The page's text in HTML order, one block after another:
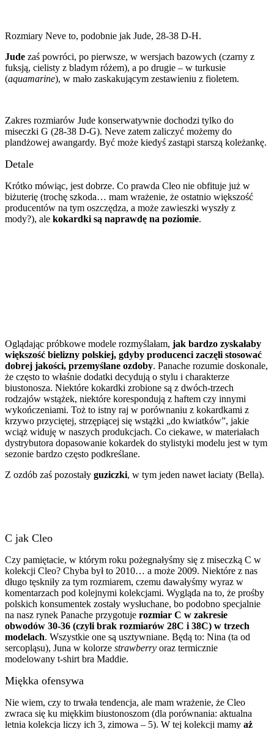
Rozmiary Neve to, podobnie jak Jude, 28-38 D-H.
Jude zaś powróci, po pierwsze, w wersjach bazowych (czarny z
fuksją, cielisty z bladym różem), a po drugie – w turkusie
(aquamarine), w mało zaskakującym zestawieniu z fioletem.
Zakres rozmiarów Jude konserwatywnie dochodzi tylko do
miseczki G (28-38 D-G). Neve zatem zaliczyć możemy do
plandżowej awangardy. Być może kiedyś zastąpi starszą koleżankę.
Detale
Krótko mówiąc, jest dobrze. Co prawda Cleo nie obfituje już w
biżuterię (trochę szkoda… mam wrażenie, że ostatnio większość
producentów na tym oszczędza, a może zawieszki wyszły z
mody?), ale kokardki są naprawdę na poziomie.
Oglądając próbkowe modele rozmyślałam, jak bardzo zyskałaby
większość bielizny polskiej, gdyby producenci zaczęli stosować
dobrej jakości, przemyślane ozdoby. Panache rozumie doskonale,
że często to właśnie dodatki decydują o stylu i charakterze
biustonosza. Niektóre kokardki zrobione są z dwóch-trzech
rodzajów wstążek, niektóre korespondują z haftem czy innymi
wykończeniami. Toż to istny raj w porównaniu z kokardkami z
krzywo przyciętej, strzępiącej się wstążki „do kwiatków”, jakie
wciąż widuję w naszych produkcjach. Co ciekawe, w materiałach
dystrybutora dopasowanie kokardek do stylistyki modelu jest w tym
sezonie bardzo często podkreślane.
Z ozdób zaś pozostały guziczki, w tym jeden nawet łaciaty (Bella).
C jak Cleo
Czy pamiętacie, w którym roku pożegnałyśmy się z miseczką C w
kolekcji Cleo? Chyba był to 2010… a może 2009. Niektóre z nas
długo tęskniły za tym rozmiarem, czemu dawałyśmy wyraz w
komentarzach pod kolejnymi kolekcjami. Wygląda na to, że prośby
polskich konsumentek zostały wysłuchane, bo podobno specjalnie
na nasz rynek Panache przygotuje rozmiar C w zakresie
obwodów 30-36 (czyli brak rozmiarów 28C i 38C) w trzech
modelach. Wszystkie one są usztywniane. Będą to: Nina (ta od
sercopląsu), Juna w kolorze strawberry oraz termicznie
modelowany t-shirt bra Maddie.
Miękka ofensywa
Nie wiem, czy to trwała tendencja, ale mam wrażenie, że Cleo
zwraca się ku miękkim biustonoszom (dla porównania: aktualna
letnia kolekcja liczy ich 3, zimowa – 5). W tej kolekcji mamy aż